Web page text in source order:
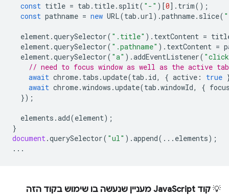
const title = tab . title. split( "-" )[0]. trim();
const pathname = new URL(tab .url).pathname. slice(
element.querySelector( ".title" ). textContent =
element.querySelector( ".pathname" ). textContent =
element.querySelector( "a" ).addEventListener(
// need to focus window as well as the active tab
await chrome. tabs .update(tab . id, { active : true
await chrome.windows .update(tab .windowId, {
});
elements .add(element);
}
document.querySelector( "ul" ).append(... elements);
...
💡 קוד JavaScript מעניין שנעשה בו שימוש בקוד הזה